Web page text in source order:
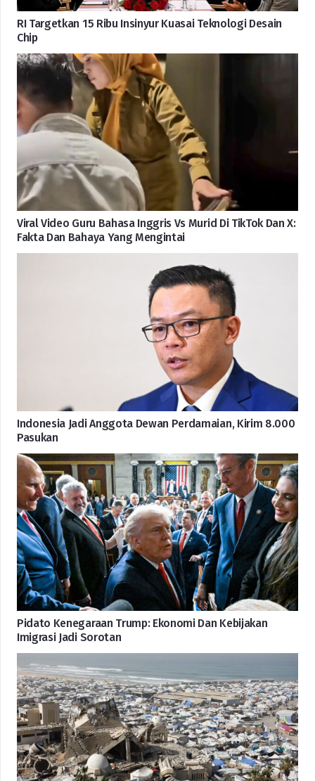
RI Targetkan 15 Ribu Insinyur Kuasai Teknologi Desain
Chip
Viral Video Guru Bahasa Inggris Vs Murid Di TikTok Dan X:
Fakta Dan Bahaya Yang Mengintai
Indonesia Jadi Anggota Dewan Perdamaian, Kirim 8.000
Pasukan
Pidato Kenegaraan Trump: Ekonomi Dan Kebijakan
Imigrasi Jadi Sorotan